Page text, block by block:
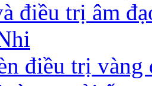
điều trị âm
điều trị vàng